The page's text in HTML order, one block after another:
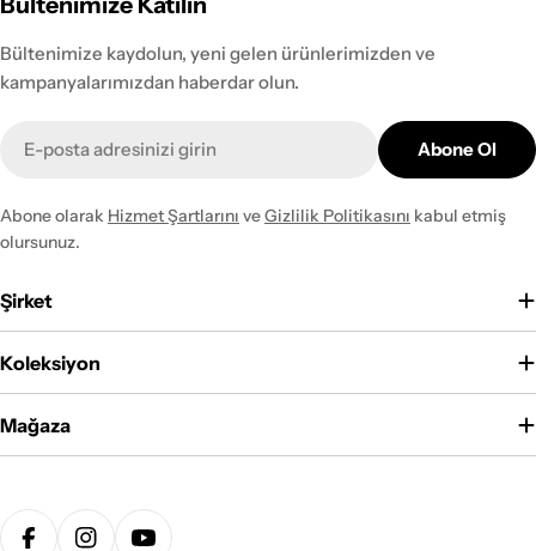
Bültenimize kaydolun, yeni gelen ürünlerimizden ve
kampanyalarımızdan haberdar olun.
posta
Abone Ol
Abone olarak Hizmet Şartlarını veGizlilik Politikasını kabul etmiş
olursunuz.
Şirket
Koleksiyon
Mağaza
Ödeme